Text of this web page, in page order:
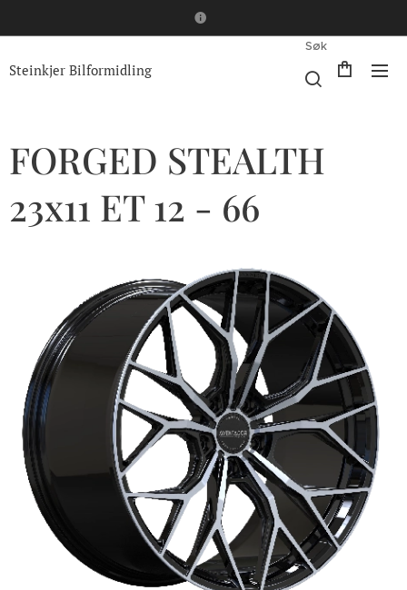
Steinkjer Bilformidling
Søk
FORGED STEALTH
23x11 ET 12 - 66